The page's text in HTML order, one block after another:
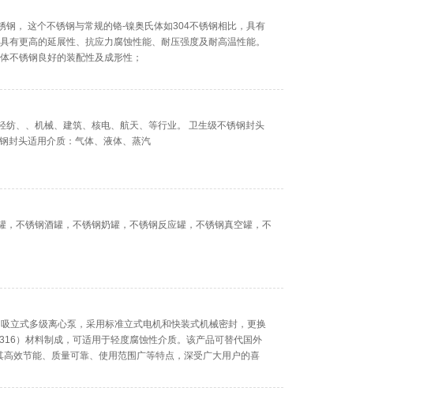
钢， 这个不锈钢与常规的铬-镍奥氏体如304不锈钢相比，具有
有更高的延展性、抗应力腐蚀性能、耐压强度及耐高温性能。
不锈钢良好的装配性及成形性；
、、机械、建筑、核电、航天、等行业。 卫生级不锈钢封头
封头适用介质：气体、液体、蒸汽
不锈钢酒罐，不锈钢奶罐，不锈钢反应罐，不锈钢真空罐，不
立式多级离心泵，采用标准立式电机和快装式机械密封，更换
）材料制成，可适用于轻度腐蚀性介质。该产品可替代国外
效节能、质量可靠、使用范围广等特点，深受广大用户的喜